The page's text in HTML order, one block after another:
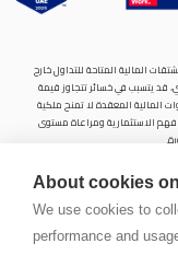
About cookies
We use cookies to
performance and
المالية المتاحة للتداول خارح
قد يتسبب في خسائر تتجاوز قيمة
المالية المعقدة لا تمنح ملكية
الاستثمارية ومراعاة مستوى
في دولة الإمارات العربية المتحدة، بموجب الترخيص رقم (20200000028) و(301044) لتولي أعمال الوساطة في
البورصة في سوق التداول الفوري،
دولة الإمارات العربية
المتحدة، وهي مسجلة لدى دائرة التنمية الاقتصادية بدبي (رقم: 768189)، حيث يقع مكتبها المسجّل في 601،